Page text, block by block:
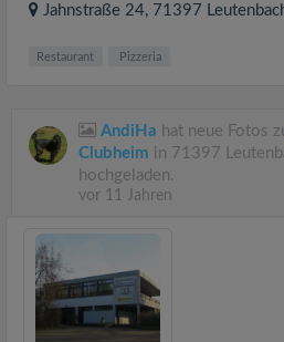
Jahnstraße 24, 71397
Restaurant Pizzeria
AndiHa hat neue Fotos
Clubheim in 71397
hochgeladen.
vor 11 Jahren